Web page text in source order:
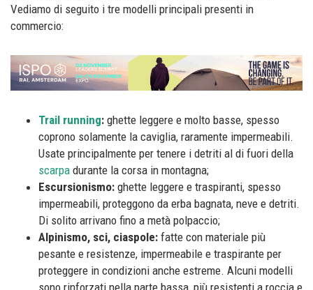
Vediamo di seguito i tre modelli principali presenti in
commercio:
Trail running: ghette leggere e molto basse, spesso
coprono solamente la caviglia, raramente impermeabili.
Usate principalmente per tenere i detriti al di fuori della
scarpa durante la corsa in montagna;
Escursionismo: ghette leggere e traspiranti, spesso
impermeabili, proteggono da erba bagnata, neve e detriti.
Di solito arrivano fino a metà polpaccio;
Alpinismo, sci, ciaspole: fatte con materiale più
pesante e resistenze, impermeabile e traspirante per
proteggere in condizioni anche estreme. Alcuni modelli